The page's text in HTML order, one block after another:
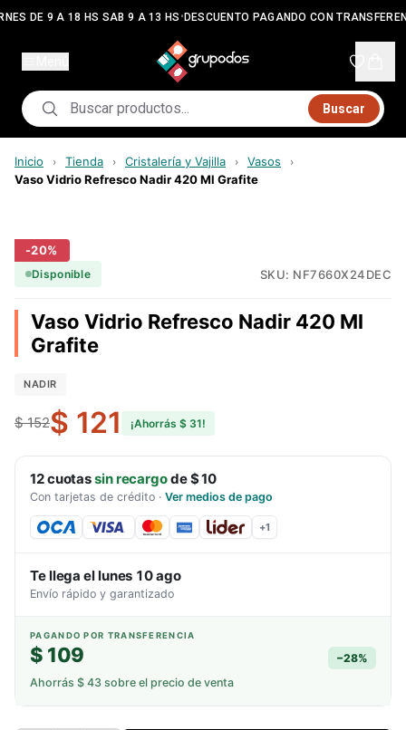
DE 9 A 18 HS SAB 9 A 13 HS• DESCUENTO PAGANDO CON
Buscar
Inicio › Tienda › Cristalería y Vajilla › Vasos ›
Vaso Vidrio Refresco Nadir 420 Ml Grafite
-20%
Disponible SKU: NF7660X24DEC
Vaso Vidrio Refresco Nadir 420 Ml
Grafite
NADIR
$ 152$ 121 ¡Ahorrás $ 31!
12cuotassin recargode$ 10
Con tarjetas de crédito · Ver medios de pago
+1
Te llega ellunes 10 ago
Envío rápido y garantizado
PAGANDO POR TRANSFERENCIA
$ 109 −28%
Ahorrás $ 43 sobre el precio de venta